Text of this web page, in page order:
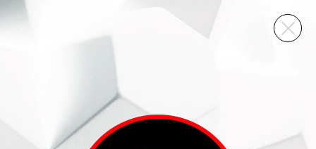
ВИННЫЙ СКЛАД